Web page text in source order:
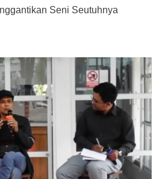
Seni Seutuhnya